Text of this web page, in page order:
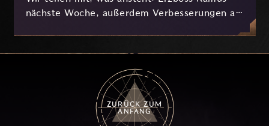
nächste Woche, außerdem Verbesserungen an
sind.
ZURÜCK ZUM
ANFANG